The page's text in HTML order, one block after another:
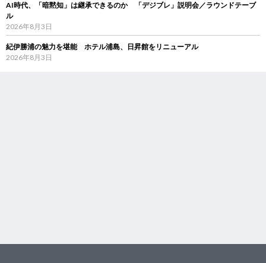
AI時代、「暗黙知」は継承できるのか 「デジブレ」説明会／ラウンドテーブ
ル
2026年8月3日
紀伊勝浦の魅力を堪能 ホテル浦島、日昇館をリニューアル
2026年8月3日